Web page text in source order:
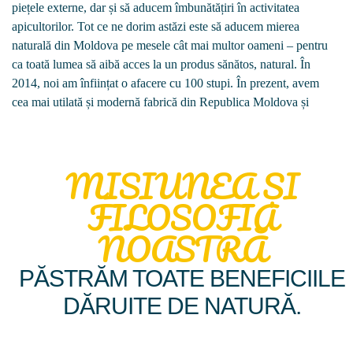
piețele externe, dar și să aducem îmbunătățiri în activitatea
apicultorilor. Tot ce ne dorim astăzi este să aducem mierea
naturală din Moldova pe mesele cât mai multor oameni – pentru
ca toată lumea să aibă acces la un produs sănătos, natural. În
2014, noi am înființat o afacere cu 100 stupi. În prezent, avem
cea mai utilată și modernă fabrică din Republica Moldova și
PĂSTRĂM TOATE BENEFICIILE
DĂRUITE DE NATURĂ.
MISIUNEA ȘI
FILOSOFIA
NOASTRĂ